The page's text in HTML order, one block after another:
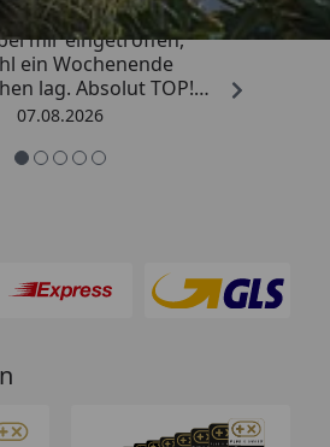
ist innerhalb von 4
mir eingetroffen,
ein Wochenende
lag. Absolut TOP!
nicht die letzte
so.“
07.08.2026